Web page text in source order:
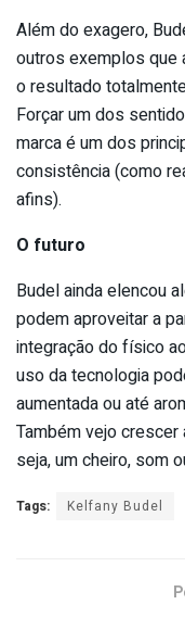
Além do exagero,
outros exemplos que
o resultado
Forçar um dos
marca é um dos
consistência (como
afins).
O futuro
Budel ainda elencou
podem aproveitar a
integração do físico
uso da tecnologia
aumentada ou até
Também vejo crescer
seja, um cheiro, som
Tags: Kelfany Budel